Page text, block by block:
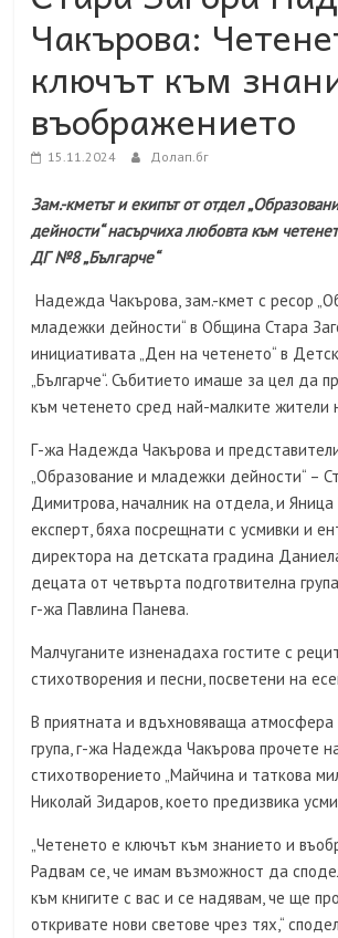
Чакърова:
ключът към
въображението
15.11.2024 Долап.бг
Зам.-кметът и екипът от отдел
дейности“ насърчиха любовта към
ДГ №8 „Българче“
Надежда Чакърова, зам.-кмет с ресор
младежки дейности“ в Община Стара
инициативата „Ден на четенето“ в
„Българче“. Събитието имаше за цел да
към четенето сред най-малките жители
Г-жа Надежда Чакърова и
„Образование и младежки дейности“ –
Димитрова, началник на отдела, и Яница
експерт, бяха посрещнати с усмивки и
директора на детската градина
децата от четвърта подготвителна
г-жа Павлина Панева.
Малчуганите изненадаха гостите с
стихотворения и песни, посветени на
В приятната и вдъхновяваща атмосфера
група, г-жа Надежда Чакърова прочете
стихотворението „Майчина и таткова
Николай Зидаров, което предизвика
„Четенето е ключът към знанието и
Радвам се, че имам възможност да
към книгите с вас и се надявам, че ще
откривате нови светове чрез тях,“